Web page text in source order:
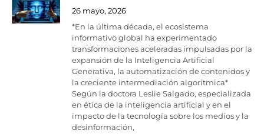
26 mayo, 2026
*En la última década, el ecosistema
informativo global ha experimentado
transformaciones aceleradas impulsadas por la
expansión de la Inteligencia Artificial
Generativa, la automatización de contenidos y
la creciente intermediación algorítmica*
Según la doctora Leslie Salgado, especializada
en ética de la inteligencia artificial y en el
impacto de la tecnología sobre los medios y la
desinformación,